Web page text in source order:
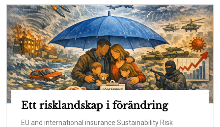
Ett risklandskap i förändring
EU and international insurance Sustainability Risk